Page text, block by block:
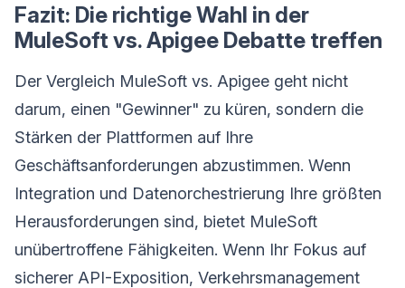
Fazit: Die richtige Wahl in der
MuleSoft vs. Apigee Debatte treffen
Der Vergleich MuleSoft vs. Apigee geht nicht
darum, einen "Gewinner" zu küren, sondern die
Stärken der Plattformen auf Ihre
Geschäftsanforderungen abzustimmen. Wenn
Integration und Datenorchestrierung Ihre größten
Herausforderungen sind, bietet MuleSoft
unübertroffene Fähigkeiten. Wenn Ihr Fokus auf
sicherer API-Exposition, Verkehrsmanagement